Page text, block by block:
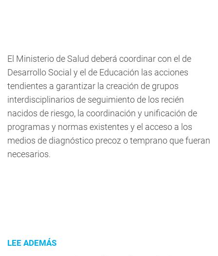
El Ministerio de Salud deberá coordinar con el de
Desarrollo Social y el de Educación las acciones
tendientes a garantizar la creación de grupos
interdisciplinarios de seguimiento de los recién
nacidos de riesgo, la coordinación y unificación de
programas y normas existentes y el acceso a los
medios de diagnóstico precoz o temprano que fueran
necesarios.
LEE ADEMÁS